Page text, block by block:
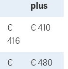
plus
€
416
€ 410
€
€ 480